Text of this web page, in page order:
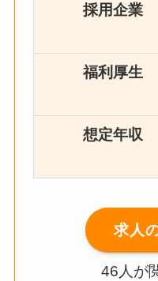
採用企業
福利厚生
想定年収
求人
46人が